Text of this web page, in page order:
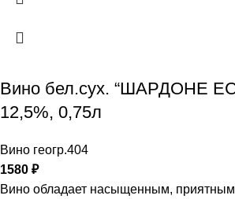
Вино бел.сух. “ШАРДОНЕ
12,5%, 0,75л
Вино геогр.404
1580 ₽
Вино обладает насыщенным,